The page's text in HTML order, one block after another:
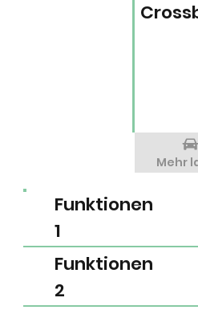
Funktionen
1
Funktionen
2
Mehr